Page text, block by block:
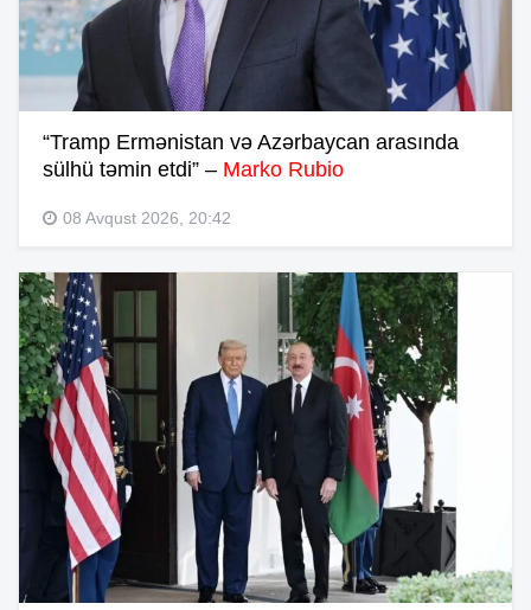
“Tramp Ermənistan və Azərbaycan arasında
sülhü təmin etdi” – Marko Rubio
08 Avqust 2026, 20:42